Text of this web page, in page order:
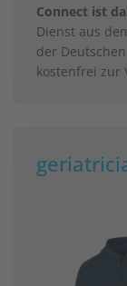
Connect ist
Dienst aus
der
kostenfrei zur